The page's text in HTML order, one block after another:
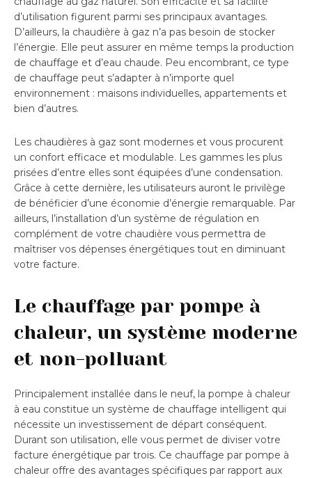
d’utilisation figurent parmi ses principaux avantages.
D’ailleurs, la chaudière à gaz n’a pas besoin de stocker
l’énergie. Elle peut assurer en même temps la production
de chauffage et d’eau chaude. Peu encombrant, ce type
de chauffage peut s’adapter à n’importe quel
environnement : maisons individuelles, appartements et
bien d’autres.
Les chaudières à gaz sont modernes et vous procurent
un confort efficace et modulable. Les gammes les plus
prisées d’entre elles sont équipées d’une condensation.
Grâce à cette dernière, les utilisateurs auront le privilège
de bénéficier d’une économie d’énergie remarquable. Par
ailleurs, l’installation d’un système de régulation en
complément de votre chaudière vous permettra de
maîtriser vos dépenses énergétiques tout en diminuant
votre facture.
Le chauffage par pompe à
chaleur, un système moderne
et non-polluant
Principalement installée dans le neuf, la pompe à chaleur
à eau constitue un système de chauffage intelligent qui
nécessite un investissement de départ conséquent.
Durant son utilisation, elle vous permet de diviser votre
facture énergétique par trois. Ce chauffage par pompe à
chaleur offre des avantages spécifiques par rapport aux